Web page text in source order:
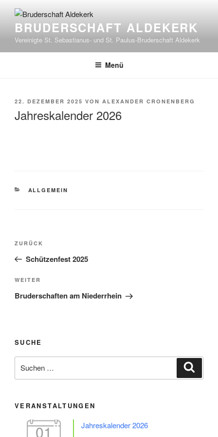
Inhalt
springenBRUDERSCHAFT ALDEKERK
Vereinigte St. Sebastianus- und St. Paulus-Bruderschaft Aldekerk
Menü
VERÖFFENTLICHT
22. DEZEMBER 2025 VON ALEXANDER CRONENBERG
Jahreskalender 2026
KATEGORIEN
ALLGEMEIN
Beitragsnavigation
Vorheriger
Beitrag
ZURÜCK
Schützenfest 2025
Nächster
Beitrag
WEITER
Bruderschaften am Niederrhein
SUCHE
nach:
VERANSTALTUNGEN
01
Jahreskalender 2026